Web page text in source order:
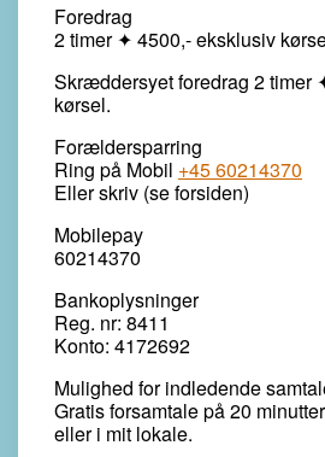
Foredrag
2 timer ✦ 4500,- eksklusiv
Skræddersyet foredrag 2 timer
kørsel.
Forældersparring
Ring på Mobil +45 60214370
Eller skriv (se forsiden)
Mobilepay
60214370
Bankoplysninger
Reg. nr: 8411
Konto: 4172692
Mulighed for indledende
Gratis forsamtale på 20
eller i mit lokale.